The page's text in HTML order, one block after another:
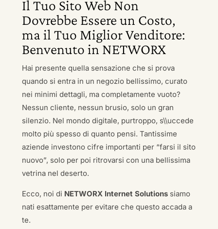
Il Tuo Sito Web Non
Dovrebbe Essere un Costo,
ma il Tuo Miglior Venditore:
Benvenuto in NETWORX
Hai presente quella sensazione che si prova
quando si entra in un negozio bellissimo, curato
nei minimi dettagli, ma completamente vuoto?
Nessun cliente, nessun brusio, solo un gran
silenzio. Nel mondo digitale, purtroppo, s\\uccede
molto più spesso di quanto pensi. Tantissime
aziende investono cifre importanti per “farsi il sito
nuovo”, solo per poi ritrovarsi con una bellissima
vetrina nel deserto.
Ecco, noi di NETWORX Internet Solutionssiamo
nati esattamente per evitare che questo accada a
te.